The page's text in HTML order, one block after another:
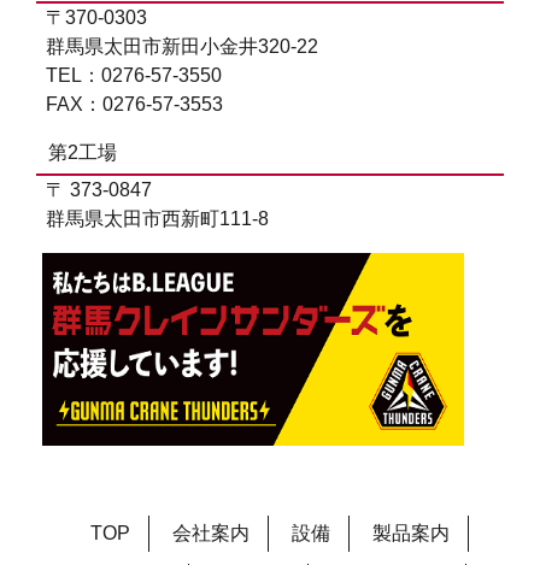
〒370-0303
群馬県太田市新田小金井320-22
TEL：0276-57-3550
FAX：0276-57-3553
第2工場
〒 373-0847
群馬県太田市西新町111-8
TOP 会社案内 設備 製品案内